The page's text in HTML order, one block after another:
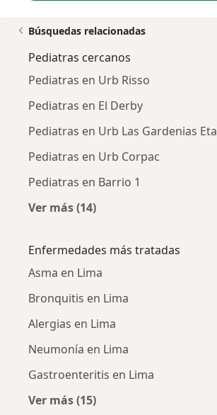
Búsquedas relacionadas
Pediatras cercanos
Pediatras en Urb Risso
Pediatras en El Derby
Pediatras en Urb Las Gardenias
Pediatras en Urb Corpac
Pediatras en Barrio 1
Ver más (14)
Enfermedades más tratadas
Asma en Lima
Bronquitis en Lima
Alergias en Lima
Neumonía en Lima
Gastroenteritis en Lima
Ver más (15)